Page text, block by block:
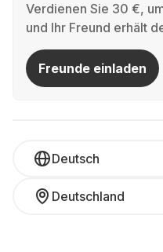
Verdienen Sie 30 €,
und Ihr Freund erhält
Freunde einladen
Deutsch
Deutschland